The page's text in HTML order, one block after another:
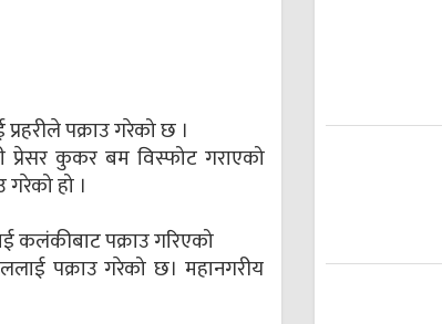
पक्राउ गरेको छ ।
कुकर बम विस्फोट गराएको
हो ।
कलंकीबाट पक्राउ गरिएको
पक्राउ गरेको छ। महानगरीय